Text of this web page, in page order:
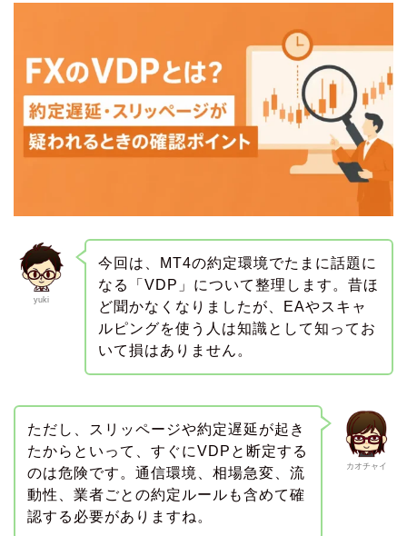
yuki
今回は、MT4の約定環境でたまに話題に
なる「VDP」について整理します。昔ほ
ど聞かなくなりましたが、EAやスキャ
ルピングを使う人は知識として知ってお
いて損はありません。
カオチャイ
ただし、スリッページや約定遅延が起き
たからといって、すぐにVDPと断定する
のは危険です。通信環境、相場急変、流
動性、業者ごとの約定ルールも含めて確
認する必要がありますね。